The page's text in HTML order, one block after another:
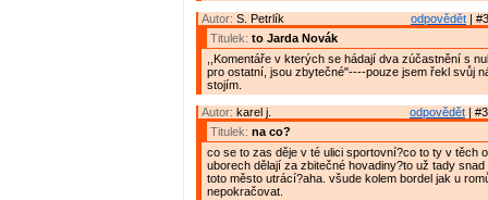
odpovědět |
Autor: S. Petrlík
Titulek: to Jarda Novák
,,Komentáře v kterých se hádají dva zúčastnění s
pro ostatní, jsou zbytečné"----pouze jsem řekl svůj
stojím.
odpovědět |
Autor: karel j.
Titulek: na co?
co se to zas děje v té ulici sportovní?co to ty v těch
uborech dělají za zbitečné hovadiny?to už tady
toto město utrácí?aha. všude kolem bordel jak u
nepokračovat.